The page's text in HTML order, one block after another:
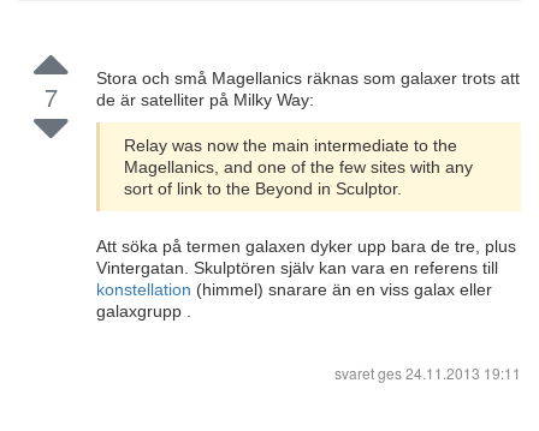
7
Stora och små Magellanics räknas som galaxer trots att
de är satelliter på Milky Way:
Relay was now the main intermediate to the
Magellanics, and one of the few sites with any
sort of link to the Beyond in Sculptor.
Att söka på termen galaxen dyker upp bara de tre, plus
Vintergatan. Skulptören själv kan vara en referens till
konstellation (himmel) snarare än en viss galax eller
galaxgrupp .
svaret ges24.11.2013 19:11